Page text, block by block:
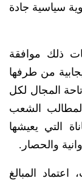
سياسية جادة
ذلك موافقة
من طرفها
المجال لكل
لمطالب الشعب
التي يعيشها
والحصار.
المبالغ